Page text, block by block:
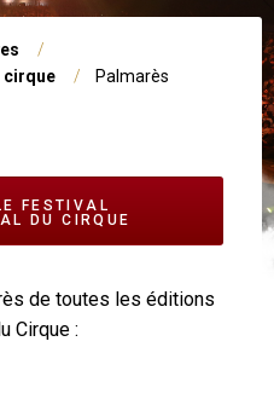
cirque
Palmarès
FESTIVAL
DU CIRQUE
de toutes les éditions
Cirque :